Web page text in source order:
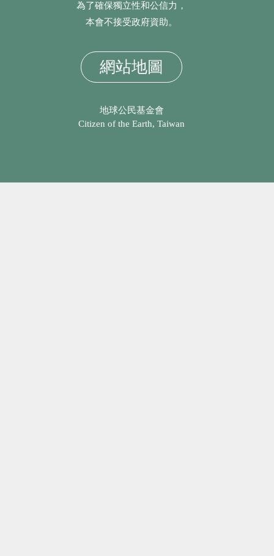
為了確保獨立性和公信力，
本會不接受政府資助。
網站地圖
地球公民基金會
Citizen of the Earth, Taiwan